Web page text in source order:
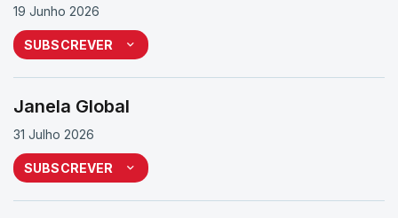
19 Junho 2026
SUBSCREVER
Janela Global
31 Julho 2026
SUBSCREVER